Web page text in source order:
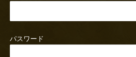
パスワード